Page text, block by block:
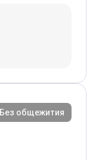
Без общежития